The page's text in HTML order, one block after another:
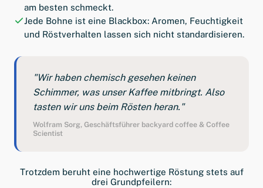
am besten schmeckt.
Jede Bohne ist eine Blackbox: Aromen, Feuchtigkeit
und Röstverhalten lassen sich nicht standardisieren.
"Wir haben chemisch gesehen keinen
Schimmer, was unser Kaffee mitbringt. Also
tasten wir uns beim Rösten heran."
Wolfram Sorg, Geschäftsführer backyard coffee & Coffee
Scientist
Trotzdem beruht eine hochwertige Röstung stets auf
drei Grundpfeilern: